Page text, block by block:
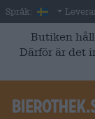
Skip to main content
Språk: Swedish
Butiken
Därför är det